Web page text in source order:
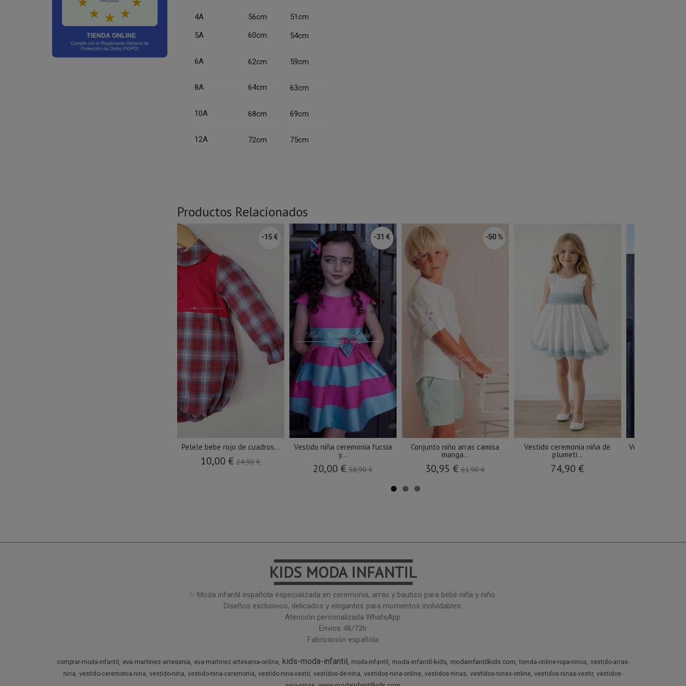
4A 56cm
51cm
5A
60cm 54cm
6A 62cm 59cm
8A 64cm 63cm
10A 68cm 69cm
12A 72cm 75cm
Productos Relacionados
-15 €
Pelele bebe rojo de cuadros...
10,00 €24,90 €
-31 €
Vestido niña ceremonia fucsia
y...
20,00 €50,90 €
-50 %
Conjunto niño arras camisa
manga...
30,95 €61,90 €
Vestido ceremonia niña de
plumeti...
74,90 €
Vestido niña
━━━━━━━━━━━━━━━
KIDS MODA INFANTIL
━━━━━━━━━━━━━━━
✨ Moda infantil española especializada en ceremonia, arras y bautizo para bebé niña y niño.
Diseños exclusivos, delicados y elegantes para momentos inolvidables.
Atención personalizada WhatsApp
Envíos 48/72h
Fabricación española
comprar-moda-infantil eva-martinez-artesania eva-martinez-artesania-online kids-moda-infantil moda-infantil moda-infantil-kids modainfantilkids.com tienda-online-ropa-ninos vestido-arras-
nina vestido-ceremonia-nina vestido-nina vestido-nina-ceremonia vestido-nina-vestir vestidos-de-nina vestidos-nina-online vestidos-ninas vestidos-ninas-online vestidos-ninas-vestir vestidos-